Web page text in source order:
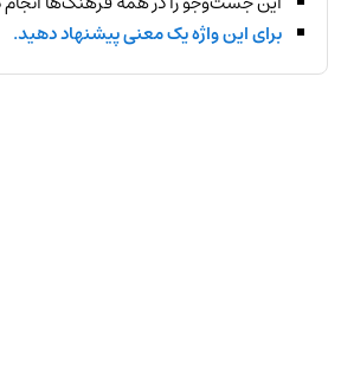
برای این واژه یک معنی پیشنهاد دهید.